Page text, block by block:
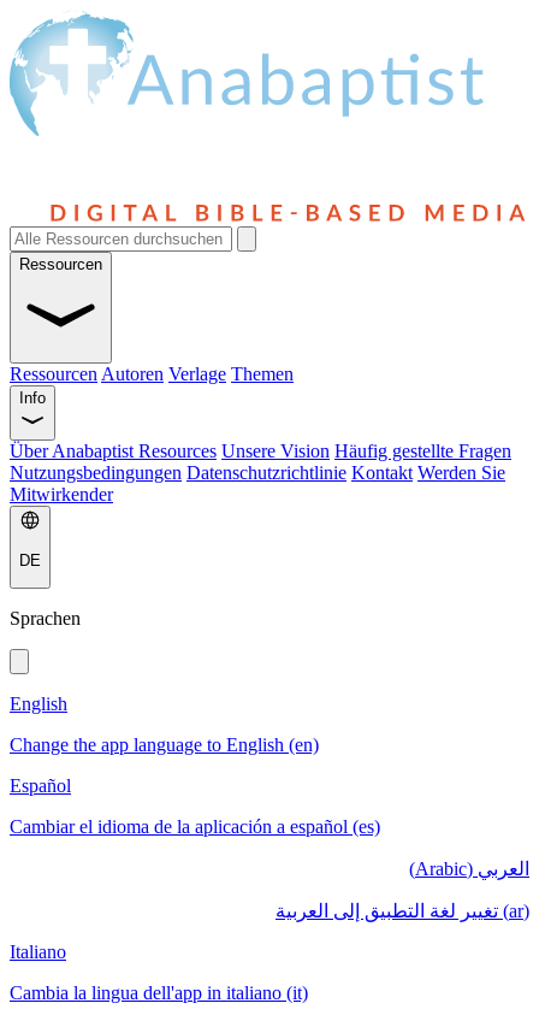
Ressourcen
Ressourcen Autoren Verlage Themen
Info
Über Anabaptist Resources Unsere Vision Häufig gestellte Fragen
Nutzungsbedingungen Datenschutzrichtlinie Kontakt Werden Sie
Mitwirkender
DE
Sprachen
English
Change the app language to English (en)
Español
Cambiar el idioma de la aplicación a español (es)
العربي (Arabic)
(ar) تغيير لغة التطبيق إلى العربية
Italiano
Cambia la lingua dell'app in italiano (it)